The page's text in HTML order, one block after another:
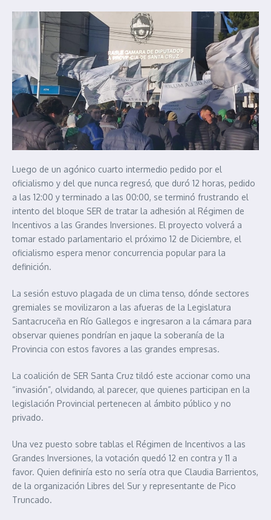
Luego de un agónico cuarto intermedio pedido por el
oficialismo y del que nunca regresó, que duró 12 horas, pedido
a las 12:00 y terminado a las 00:00, se terminó frustrando el
intento del bloque SER de tratar la adhesión al Régimen de
Incentivos a las Grandes Inversiones. El proyecto volverá a
tomar estado parlamentario el próximo 12 de Diciembre, el
oficialismo espera menor concurrencia popular para la
definición.
La sesión estuvo plagada de un clima tenso, dónde sectores
gremiales se movilizaron a las afueras de la Legislatura
Santacruceña en Río Gallegos e ingresaron a la cámara para
observar quienes pondrían en jaque la soberanía de la
Provincia con estos favores a las grandes empresas.
La coalición de SER Santa Cruz tildó este accionar como una
“invasión”, olvidando, al parecer, que quienes participan en la
legislación Provincial pertenecen al ámbito público y no
privado.
Una vez puesto sobre tablas el Régimen de Incentivos a las
Grandes Inversiones, la votación quedó 12 en contra y 11 a
favor. Quien definiría esto no sería otra que Claudia Barrientos,
de la organización Libres del Sur y representante de Pico
Truncado.